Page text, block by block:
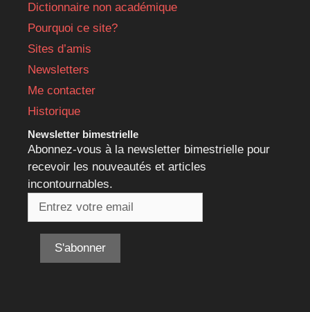
Dictionnaire non académique
Pourquoi ce site?
Sites d’amis
Newsletters
Me contacter
Historique
Newsletter bimestrielle
Abonnez-vous à la newsletter bimestrielle pour
recevoir les nouveautés et articles
incontournables.